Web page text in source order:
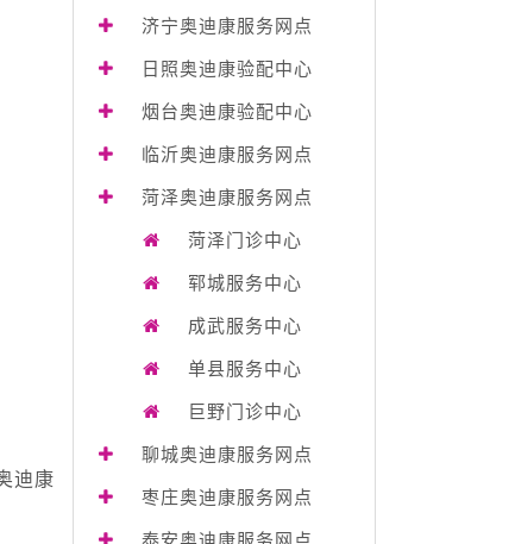
迪康
济宁奥迪康服务网点
日照奥迪康验配中心
烟台奥迪康验配中心
临沂奥迪康服务网点
菏泽奥迪康服务网点
菏泽门诊中心
郓城服务中心
成武服务中心
单县服务中心
巨野门诊中心
聊城奥迪康服务网点
枣庄奥迪康服务网点
泰安奥迪康服务网点